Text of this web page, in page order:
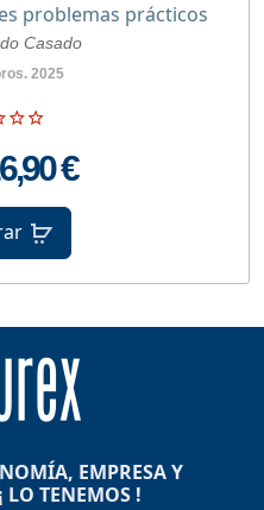
problemas prácticos
Casado
2025
€
EMPRESA Y
LO TENEMOS !